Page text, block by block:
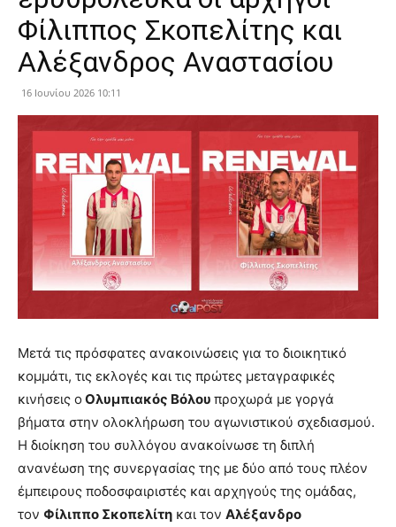
Φίλιππος Σκοπελίτης και
Αλέξανδρος Αναστασίου
16 Ιουνίου 2026 10:11
Μετά τις πρόσφατες ανακοινώσεις για το διοικητικό
κομμάτι, τις εκλογές και τις πρώτες μεταγραφικές
κινήσεις ο Ολυμπιακός Βόλου προχωρά με γοργά
βήματα στην ολοκλήρωση του αγωνιστικού σχεδιασμού.
Η διοίκηση του συλλόγου ανακοίνωσε τη διπλή
ανανέωση της συνεργασίας της με δύο από τους πλέον
έμπειρους ποδοσφαιριστές και αρχηγούς της ομάδας,
τον Φίλιππο Σκοπελίτη και τον Αλέξανδρο